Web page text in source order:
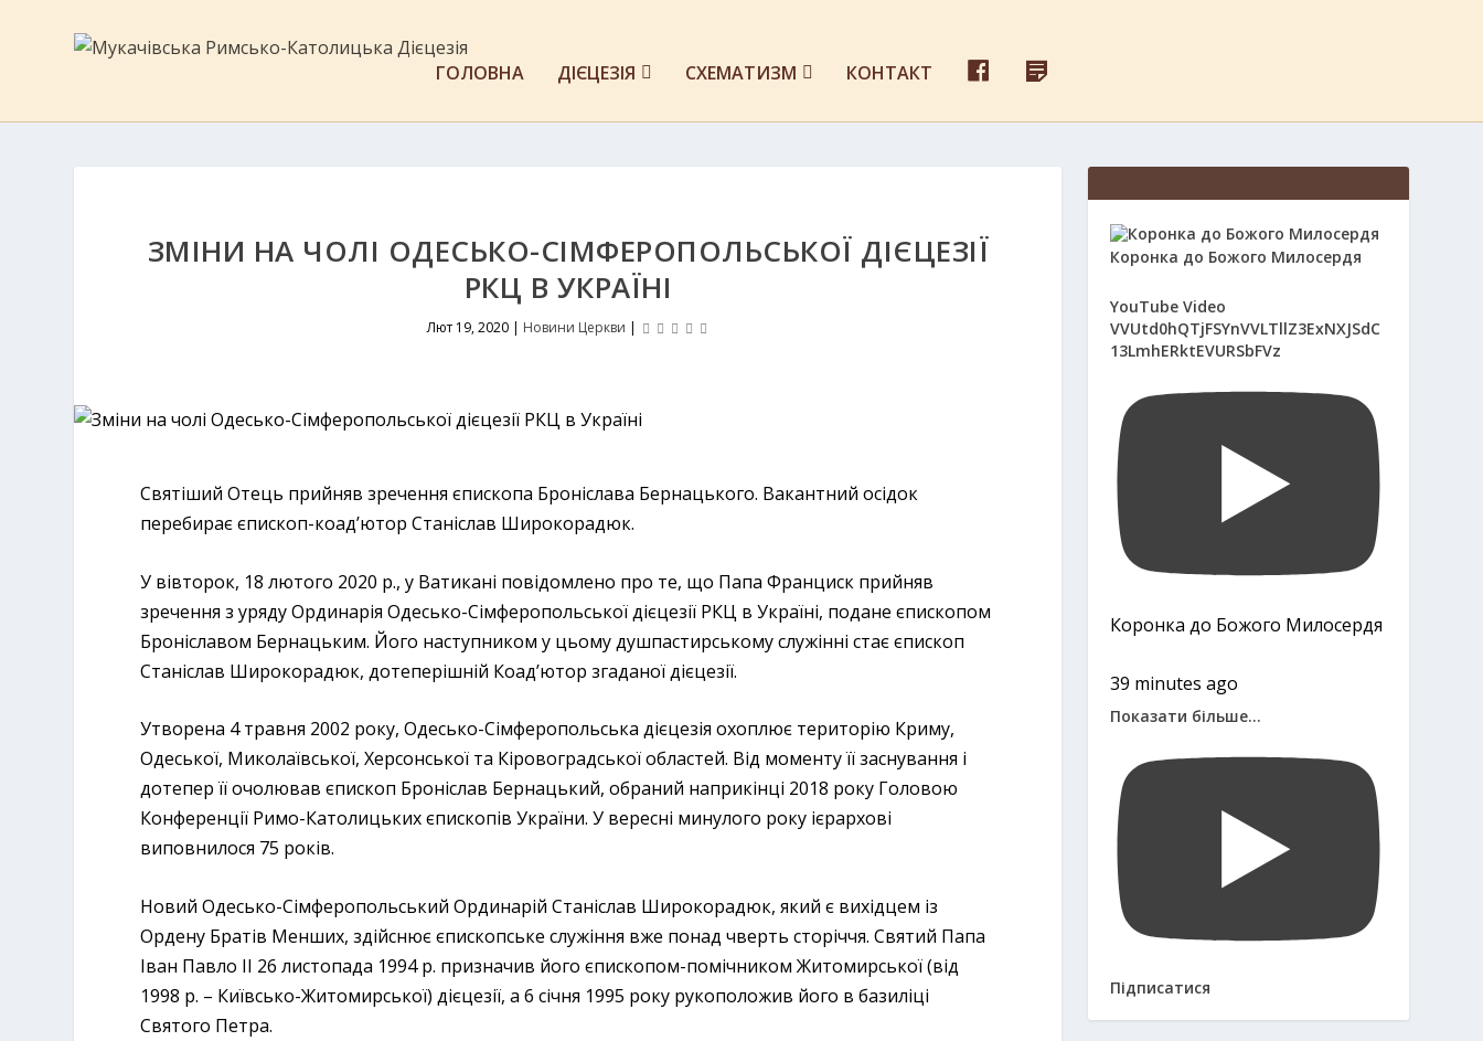
ГОЛОВНА ДІЄЦЕЗІЯ СХЕМАТИЗМ КОНТАКТ
E
Д
С
ЗМІНИ НА ЧОЛІ ОДЕСЬКО-СІМФЕРОПОЛЬСЬКОЇ ДІЄЦЕЗІЇ
РКЦ В УКРАЇНІ
Лют 19, 2020 | Новини Церкви |
Святіший Отець прийняв зречення єпископа Броніслава Бернацького. Вакантний осідок
перебирає єпископ-коад’ютор Станіслав Широкорадюк.
У вівторок, 18 лютого 2020 р., у Ватикані повідомлено про те, що Папа Франциск прийняв
зречення з уряду Ординарія Одесько-Сімферопольської дієцезії РКЦ в Україні, подане єпископом
Броніславом Бернацьким. Його наступником у цьому душпастирському служінні стає єпископ
Станіслав Широкорадюк, дотеперішній Коад’ютор згаданої дієцезії.
Утворена 4 травня 2002 року, Одесько-Сімферопольська дієцезія охоплює територію Криму,
Одеської, Миколаївської, Херсонської та Кіровоградської областей. Від моменту її заснування і
дотепер її очолював єпископ Броніслав Бернацький, обраний наприкінці 2018 року Головою
Конференції Римо-Католицьких єпископів України. У вересні минулого року ієрархові
виповнилося 75 років.
Новий Одесько-Сімферопольський Ординарій Станіслав Широкорадюк, який є вихідцем із
Ордену Братів Менших, здійснює єпископське служіння вже понад чверть сторіччя. Святий Папа
Іван Павло ІІ 26 листопада 1994 р. призначив його єпископом-помічником Житомирської (від
1998 р. – Київсько-Житомирської) дієцезії, а 6 січня 1995 року рукоположив його в базиліці
Святого Петра.
Коронка до Божого Милосердя
YouTube Video
VVUtd0hQTjFSYnVVLTllZ3ExNXJSdC
13LmhERktEVURSbFVz
Коронка до Божого Милосердя
39 minutes ago
Показати більше...
Підписатися